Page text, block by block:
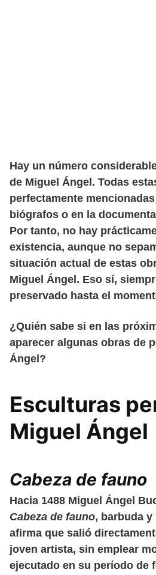
Hay un número
de Miguel Ángel. Todas
perfectamente
biógrafos o en la
Por tanto, no hay
existencia, aunque no
situación actual de estas
Miguel Ángel. Eso sí,
preservado hasta el
¿Quién sabe si en las
aparecer algunas obras de
Ángel?
Esculturas
Miguel Ángel
Cabeza de fauno
Hacia 1488 Miguel Ángel
Cabeza de fauno, barbuda
afirma que salió
joven artista, sin emplear
ejecutado en su período de